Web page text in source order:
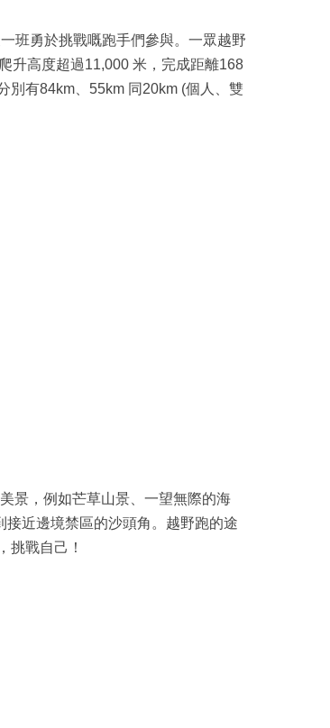
班勇於挑戰嘅跑手們參與。一眾越野
升高度超過11,000 米，完成距離168
別有84km、55km 同20km (個人、雙
景，例如芒草山景、一望無際的海
近邊境禁區的沙頭角。越野跑的途
挑戰自己！